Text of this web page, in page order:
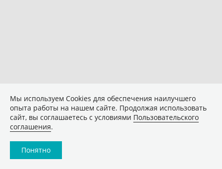
Мы используем Сookies для обеспечения наилучшего
опыта работы на нашем сайте. Продолжая использовать
сайт, вы соглашаетесь с условиями Пользовательского
соглашения.
Понятно